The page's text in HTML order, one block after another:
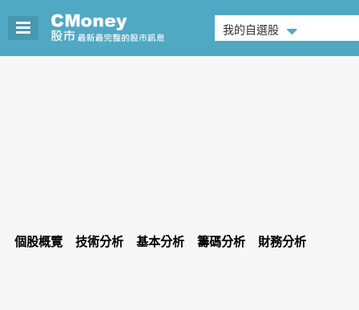
我的自選股
個股概覽 技術分析 基本分析 籌碼分析 財務分析